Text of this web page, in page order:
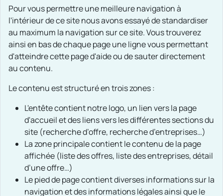
Pour vous permettre une meilleure navigation à
l'intérieur de ce site nous avons essayé de standardiser
au maximum la navigation sur ce site. Vous trouverez
ainsi en bas de chaque page une ligne vous permettant
d'atteindre cette page d'aide ou de sauter directement
au contenu.
Le contenu est structuré en trois zones :
L'entête contient notre logo, un lien vers la page
d'accueil et des liens vers les différentes sections du
site (recherche d’offre, recherche d’entreprises…)
La zone principale contient le contenu de la page
affichée (liste des offres, liste des entreprises, détail
d’une offre…)
Le pied de page contient diverses informations sur la
navigation et des informations légales ainsi que le